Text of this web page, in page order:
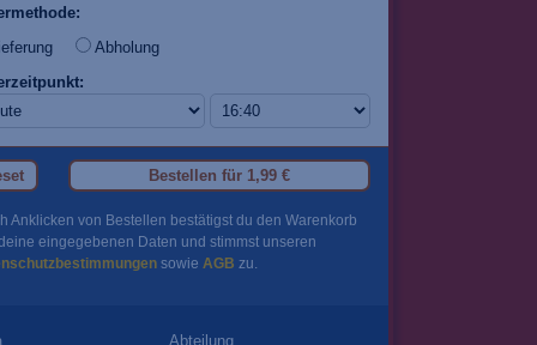
Abholung
Bestellen für 1,99 €
Anklicken von Bestellen bestätigst du den Warenkorb
eingegebenen Daten und stimmst unseren
sowie AGB zu.
Abteilung